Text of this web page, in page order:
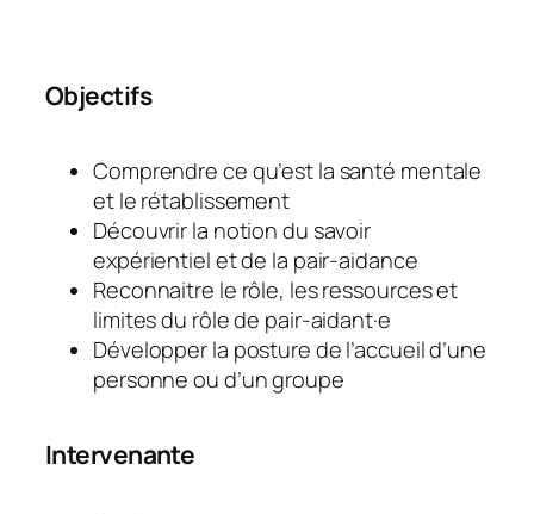
Objectifs
Comprendre ce qu’est la santé mentale
et le rétablissement
Découvrir la notion du savoir
expérientiel et de la pair-aidance
Reconnaitre le rôle, les ressources et
limites du rôle de pair-aidant·e
Développer la posture de l’accueil d’une
personne ou d’un groupe
Intervenante